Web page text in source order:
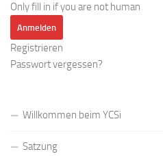
Only fill in if you are not human
Registrieren
Passwort vergessen?
Willkommen beim YCSi
Satzung